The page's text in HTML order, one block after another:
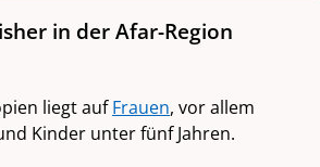
in der Afar-Region
liegt aufFrauen, vor allem
Kinder unter fünf Jahren.